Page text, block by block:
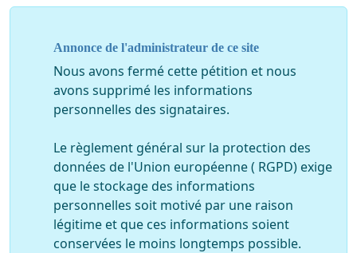
Annonce de l'administrateur de ce site
Nous avons fermé cette pétition et nous
avons supprimé les informations
personnelles des signataires.
Le règlement général sur la protection des
données de l'Union européenne ( RGPD) exige
que le stockage des informations
personnelles soit motivé par une raison
légitime et que ces informations soient
conservées le moins longtemps possible.